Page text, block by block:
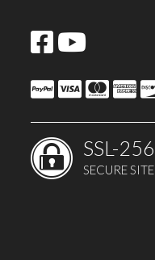
SSL-256
SECURE SITE